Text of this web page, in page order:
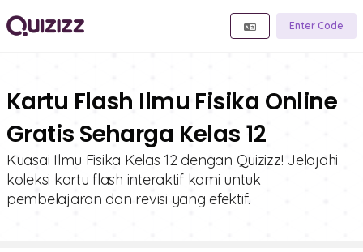
Enter Code
Kartu Flash Ilmu Fisika Online
Gratis Seharga Kelas 12
Kuasai Ilmu Fisika Kelas 12 dengan Quizizz! Jelajahi
koleksi kartu flash interaktif kami untuk
pembelajaran dan revisi yang efektif.